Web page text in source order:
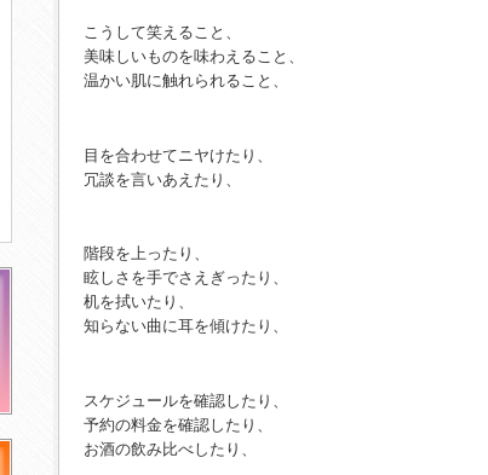
こうして笑えること、
美味しいものを味わえること、
温かい肌に触れられること、
目を合わせてニヤけたり、
冗談を言いあえたり、
階段を上ったり、
眩しさを手でさえぎったり、
机を拭いたり、
知らない曲に耳を傾けたり、
スケジュールを確認したり、
予約の料金を確認したり、
お酒の飲み比べしたり、